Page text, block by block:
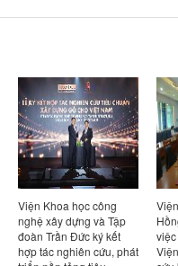
Viện Khoa học công
nghệ xây dựng và Tập
đoàn Trần Đức ký kết
hợp tác nghiên cứu, phát